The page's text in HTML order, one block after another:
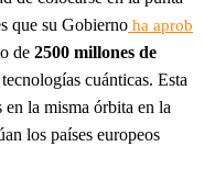
que su Gobierno ha aprob
de 2500 millones de
cuánticas. Esta
en la misma órbita en la
los países europeos